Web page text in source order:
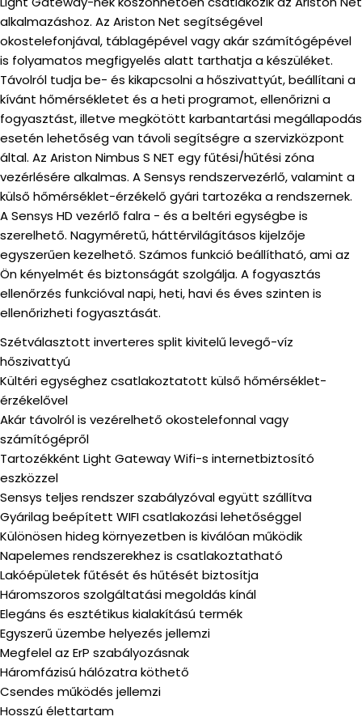
alkalmazáshoz. Az Ariston Net segítségével
okostelefonjával, táblagépével vagy akár számítógépével
is folyamatos megfigyelés alatt tarthatja a készüléket.
Távolról tudja be- és kikapcsolni a hőszivattyút, beállítani a
kívánt hőmérsékletet és a heti programot, ellenőrizni a
fogyasztást, illetve megkötött karbantartási megállapodás
esetén lehetőség van távoli segítségre a szervizközpont
által. Az Ariston Nimbus S NET egy fűtési/hűtési zóna
vezérlésére alkalmas. A Sensys rendszervezérlő, valamint a
külső hőmérséklet-érzékelő gyári tartozéka a rendszernek.
A Sensys HD vezérlő falra - és a beltéri egységbe is
szerelhető. Nagyméretű, háttérvilágításos kijelzője
egyszerűen kezelhető. Számos funkció beállítható, ami az
Ön kényelmét és biztonságát szolgálja. A fogyasztás
ellenőrzés funkcióval napi, heti, havi és éves szinten is
ellenőrizheti fogyasztását.
Szétválasztott inverteres split kivitelű levegő-víz
hőszivattyú
Kültéri egységhez csatlakoztatott külső hőmérséklet-
érzékelővel
Akár távolról is vezérelhető okostelefonnal vagy
számítógépről
Tartozékként Light Gateway Wifi-s internetbiztosító
eszközzel
Sensys teljes rendszer szabályzóval együtt szállítva
Gyárilag beépített WIFI csatlakozási lehetőséggel
Különösen hideg környezetben is kiválóan működik
Napelemes rendszerekhez is csatlakoztatható
Lakóépületek fűtését és hűtését biztosítja
Háromszoros szolgáltatási megoldás kínál
Elegáns és esztétikus kialakítású termék
Egyszerű üzembe helyezés jellemzi
Megfelel az ErP szabályozásnak
Háromfázisú hálózatra köthető
Csendes működés jellemzi
Hosszú élettartam